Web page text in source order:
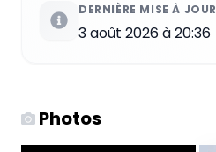
DERNIÈRE MISE À JOUR
3 août 2026 à 20:36
Photos